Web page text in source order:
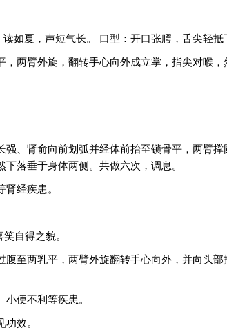
如夏，声短气长。 口型：开口张腭，舌尖轻抵
两臂外旋，翻转手心向外成立掌，指尖对喉
、肾俞向前划弧并经体前抬至锁骨平，两臂
落垂于身体两侧。共做六次，调息。
经疾患。
自得之貌。
至两乳平，两臂外旋翻转手心向外，并向头
便不利等疾患。
效。